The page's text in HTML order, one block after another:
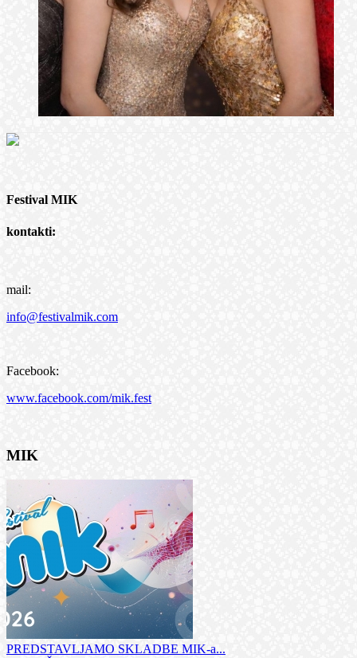
Festival MIK
kontakti:
mail:
info@festivalmik.com
Facebook:
www.facebook.com/mik.fest
MIK
PREDSTAVLJAMO SKLADBE MIK-a...